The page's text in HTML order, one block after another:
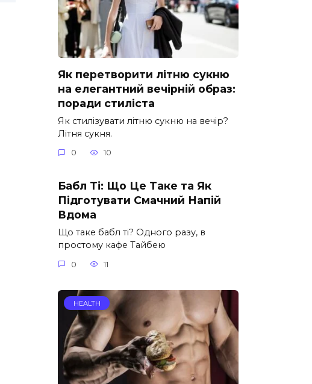
Як перетворити літню сукню
на елегантний вечірній образ:
поради стиліста
Як стилізувати літню сукню на вечір?
Літня сукня.
0 10
Бабл Ті: Що Це Таке та Як
Підготувати Смачний Напій
Вдома
Що таке бабл ті? Одного разу, в
простому кафе Тайбею
0 11
HEALTH